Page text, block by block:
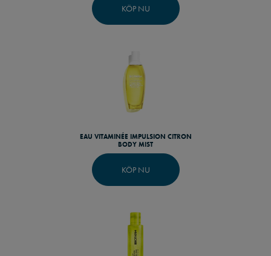
KÖP NU
EAU VITAMINÉE IMPULSION CITRON
BODY MIST
KÖP NU